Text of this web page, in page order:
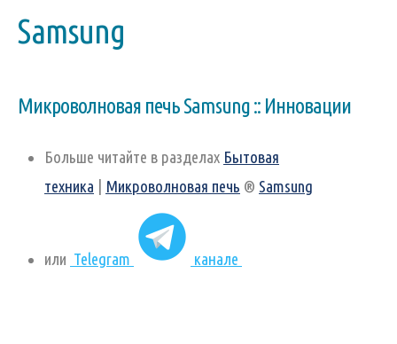
Samsung
Микроволновая печь Samsung :: Инновации
Больше читайте в разделах Бытовая
техника
Микроволновая печь ® Samsung
или Telegram канале